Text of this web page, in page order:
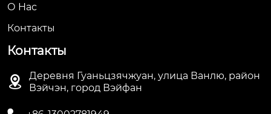
О Hас
Контакты
Контакты

Деревня Гуаньцзячжуан, улица Ванлю, район
Вэйчэн, город Вэйфан